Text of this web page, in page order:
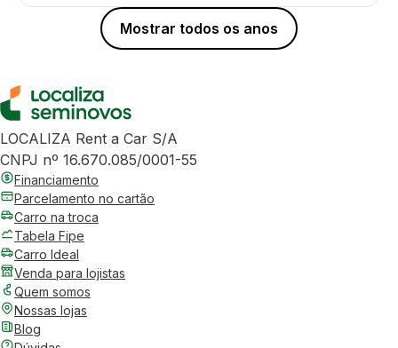
Mostrar todos os anos
LOCALIZA Rent a Car S/A
CNPJ nº 16.670.085/0001-55
Financiamento
Parcelamento no cartão
Carro na troca
Tabela Fipe
Carro Ideal
Venda para lojistas
Quem somos
Nossas lojas
Blog